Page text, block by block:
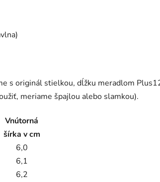
s originál stielkou, dĺžku meradlom
meriame špajlou alebo slamkou).
Vnútorná
šírka v cm
6,0
6,1
6,2